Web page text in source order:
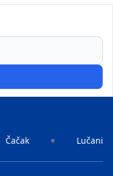
Čačak Lučani